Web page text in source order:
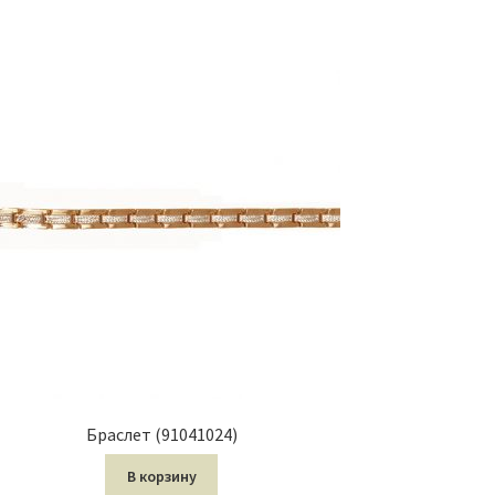
Браслет (91041024)
В корзину